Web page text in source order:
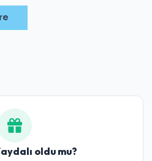
oldu mu?